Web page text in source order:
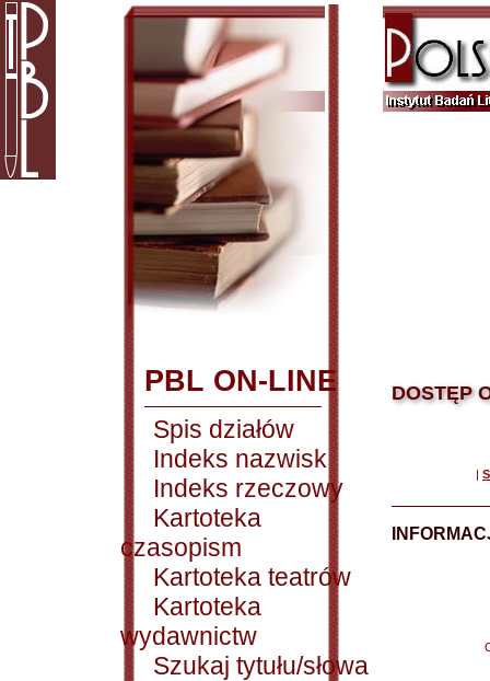
PBL ON-LINE
Spis działów
Indeks nazwisk
Indeks rzeczowy
Kartoteka
czasopism
Kartoteka teatrów
Kartoteka
wydawnictw
Szukaj tytułu/słowa
DOSTĘP
|